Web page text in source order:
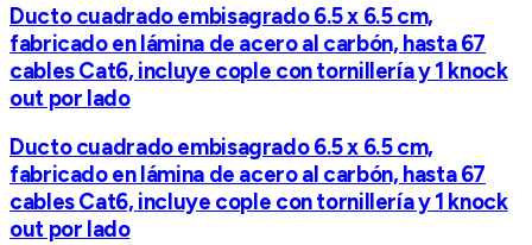
Ducto cuadrado embisagrado 6.5 x 6.5 cm,
fabricado en lámina de acero al carbón, hasta 67
cables Cat6, incluye cople con tornillería y 1 knock
out por lado
Ducto cuadrado embisagrado 6.5 x 6.5 cm,
fabricado en lámina de acero al carbón, hasta 67
cables Cat6, incluye cople con tornillería y 1 knock
out por lado